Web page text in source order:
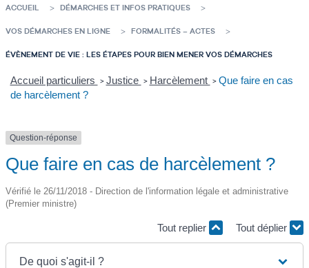
ACCUEIL DÉMARCHES ET INFOS PRATIQUES
VOS DÉMARCHES EN LIGNE FORMALITÉS – ACTES
ÉVÈNEMENT DE VIE : LES ÉTAPES POUR BIEN MENER VOS DÉMARCHES
Accueil particuliers > Justice > Harcèlement > Que faire en cas
de harcèlement ?
Question-réponse
Que faire en cas de harcèlement ?
Vérifié le 26/11/2018 - Direction de l'information légale et administrative
(Premier ministre)
Tout replier Tout déplier
De quoi s'agit-il ?